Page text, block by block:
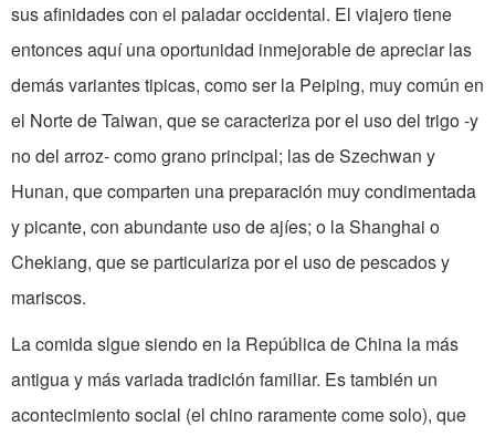
sus afinidades con el paladar occidental. El viajero tiene
entonces aquí una oportunidad inmejorable de apreciar las
demás variantes tipicas, como ser la Peiping, muy común en
el Norte de Taiwan, que se caracteriza por el uso del trigo -y
no del arroz- como grano principal; las de Szechwan y
Hunan, que comparten una preparación muy condimentada
y picante, con abundante uso de ajíes; o la Shanghai o
Chekiang, que se particulariza por el uso de pescados y
mariscos.
La comida slgue siendo en la República de China la más
antigua y más variada tradición familiar. Es también un
acontecimiento social (el chino raramente come solo), que